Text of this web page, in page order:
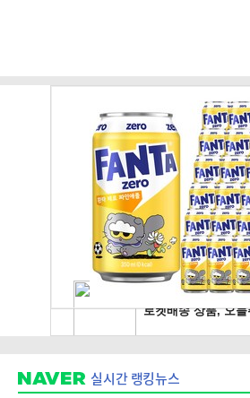
실시간 랭킹뉴스